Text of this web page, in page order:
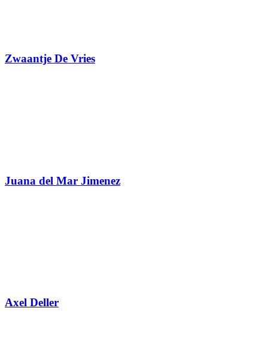
Zwaantje De Vries
Juana del Mar Jimenez
Axel Deller